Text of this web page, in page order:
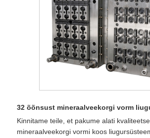
32 õõnsust mineraalveekorgi vorm
Kinnitame teile, et pakume alati
mineraalveekorgi vormi koos